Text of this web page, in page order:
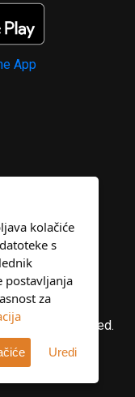
All rights reserved.
kolačiće
s
postavljanja
za
Uredi